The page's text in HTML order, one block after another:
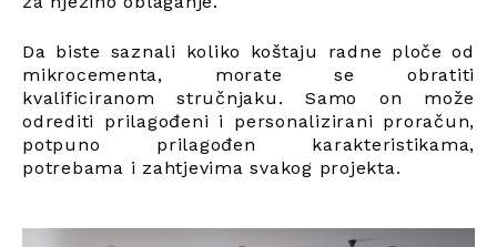
Da biste saznali koliko koštaju radne ploče od
mikrocementa, morate se obratiti
kvalificiranom stručnjaku. Samo on može
odrediti prilagođeni i personalizirani proračun,
potpuno prilagođen karakteristikama,
potrebama i zahtjevima svakog projekta.